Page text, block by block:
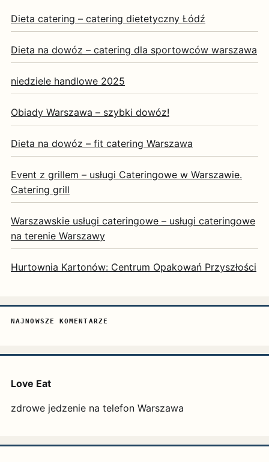
Dieta catering – catering dietetyczny Łódź
Dieta na dowóz – catering dla sportowców warszawa
niedziele handlowe 2025
Obiady Warszawa – szybki dowóz!
Dieta na dowóz – fit catering Warszawa
Event z grillem – usługi Cateringowe w Warszawie.
Catering grill
Warszawskie usługi cateringowe – usługi cateringowe
na terenie Warszawy
Hurtownia Kartonów: Centrum Opakowań Przyszłości
NAJNOWSZE KOMENTARZE
Love Eat
zdrowe jedzenie na telefon Warszawa